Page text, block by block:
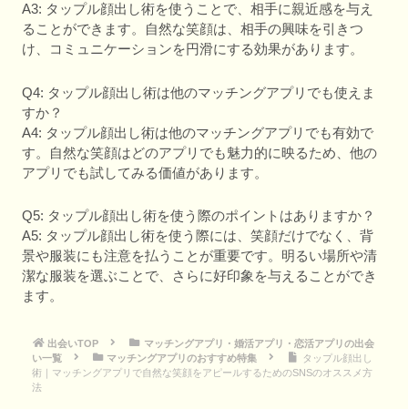
A3: タップル顔出し術を使うことで、相手に親近感を与え
ることができます。自然な笑顔は、相手の興味を引きつ
け、コミュニケーションを円滑にする効果があります。
Q4: タップル顔出し術は他のマッチングアプリでも使えま
すか？
A4: タップル顔出し術は他のマッチングアプリでも有効で
す。自然な笑顔はどのアプリでも魅力的に映るため、他の
アプリでも試してみる価値があります。
Q5: タップル顔出し術を使う際のポイントはありますか？
A5: タップル顔出し術を使う際には、笑顔だけでなく、背
景や服装にも注意を払うことが重要です。明るい場所や清
潔な服装を選ぶことで、さらに好印象を与えることができ
ます。
出会いTOP
マッチングアプリ・婚活アプリ・恋活アプリの出会
い一覧
マッチングアプリのおすすめ特集
タップル顔出し
術｜マッチングアプリで自然な笑顔をアピールするためのSNSのオススメ方
法